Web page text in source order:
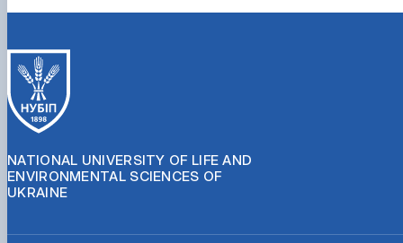
NATIONAL UNIVERSITY OF LIFE AND
ENVIRONMENTAL SCIENCES OF
UKRAINE